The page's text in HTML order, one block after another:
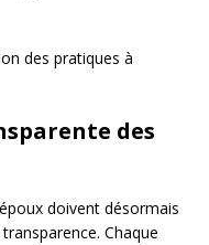
des pratiques à
des
doivent désormais
Chaque